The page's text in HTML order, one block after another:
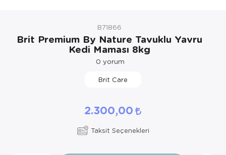
B71866
Brit Premium By Nature Tavuklu Yavru
Kedi Maması 8kg
0 yorum
Brit Care
2.300,00
Taksit Seçenekleri